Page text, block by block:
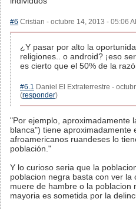
#6 Cristian - octubre 14, 2013 - 05:06
¿Y pasar por alto la
religiones.. o android? ¡eso
es cierto que el 50% de la
#6.1 Daniel El Extraterrestre -
(responder)
"Por ejemplo, aproximadamente
blanca") tiene aproximadamente
afroamericanos ruandeses lo
población."
Y lo curioso seria que la
poblacion negra basta con ver
muere de hambre o la poblacion
mayoria es sometida por la